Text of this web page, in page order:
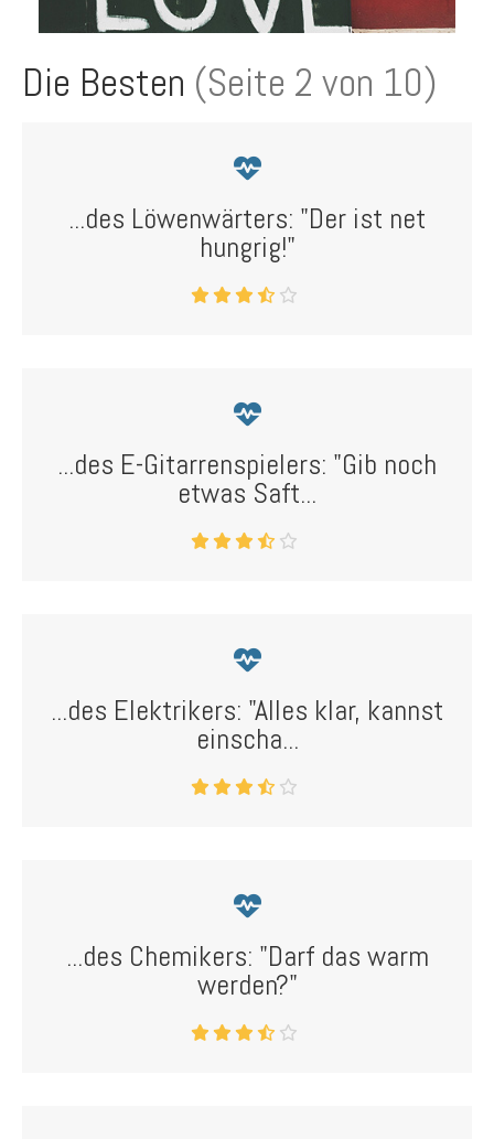
Die Besten (Seite 2 von 10)
...des Löwenwärters: "Der ist net
hungrig!"
...des E-Gitarrenspielers: "Gib noch
etwas Saft...
...des Elektrikers: "Alles klar, kannst
einscha...
...des Chemikers: "Darf das warm
werden?"